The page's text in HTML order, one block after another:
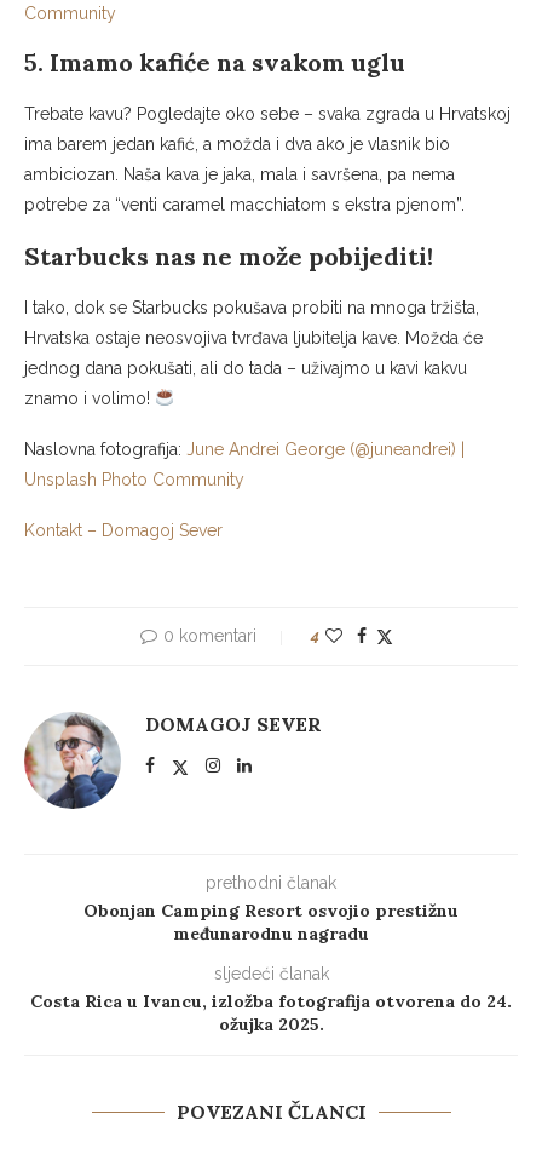
Community
5. Imamo kafiće na svakom uglu
Trebate kavu? Pogledajte oko sebe – svaka zgrada u Hrvatskoj
ima barem jedan kafić, a možda i dva ako je vlasnik bio
ambiciozan. Naša kava je jaka, mala i savršena, pa nema
potrebe za “venti caramel macchiatom s ekstra pjenom”.
Starbucks nas ne može pobijediti!
I tako, dok se Starbucks pokušava probiti na mnoga tržišta,
Hrvatska ostaje neosvojiva tvrđava ljubitelja kave. Možda će
jednog dana pokušati, ali do tada – uživajmo u kavi kakvu
znamo i volimo!
Naslovna fotografija: June Andrei George (@juneandrei) |
Unsplash Photo Community
Kontakt – Domagoj Sever
0 komentari 4
DOMAGOJ SEVER
prethodni članak
Obonjan Camping Resort osvojio prestižnu
međunarodnu nagradu
sljedeći članak
Costa Rica u Ivancu, izložba fotografija otvorena do 24.
ožujka 2025.
POVEZANI ČLANCI